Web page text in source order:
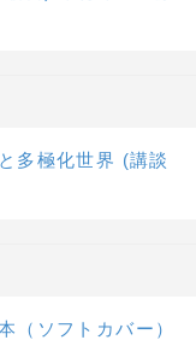
多極化世界 (講談
（ソフトカバー）